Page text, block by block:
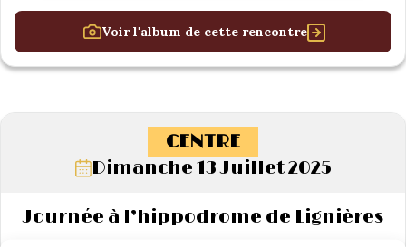
Voir l'album de cette rencontre
CENTRE
Dimanche 13 Juillet 2025
Journée à l’hippodrome de Lignières